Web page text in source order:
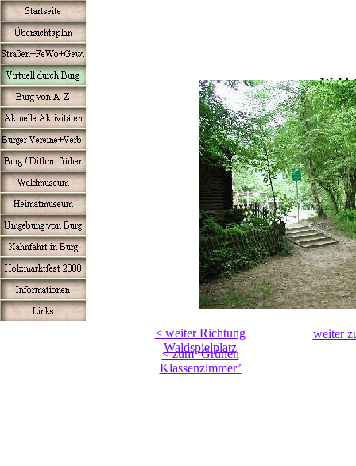
< weiter Richtung
Waldspielplatz
< zum ‘Grünen
Klassenzimmer’
weiter